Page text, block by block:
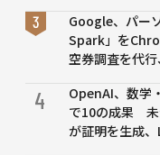
Google、パー
Spark」を
空券調査を代
4
OpenAI、数学
で10の成果 未
が証明を生成